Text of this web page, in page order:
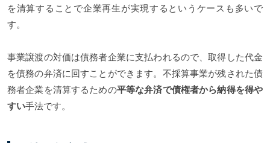
を清算することで企業再生が実現するというケースも多いで
す。
事業譲渡の対価は債務者企業に支払われるので、取得した代金
を債務の弁済に回すことができます。不採算事業が残された債
務者企業を清算するための平等な弁済で債権者から納得を得や
すい手法です。